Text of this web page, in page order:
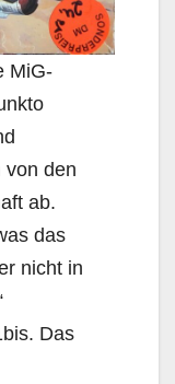
MiG-
von den
ab.
das
nicht in
Das